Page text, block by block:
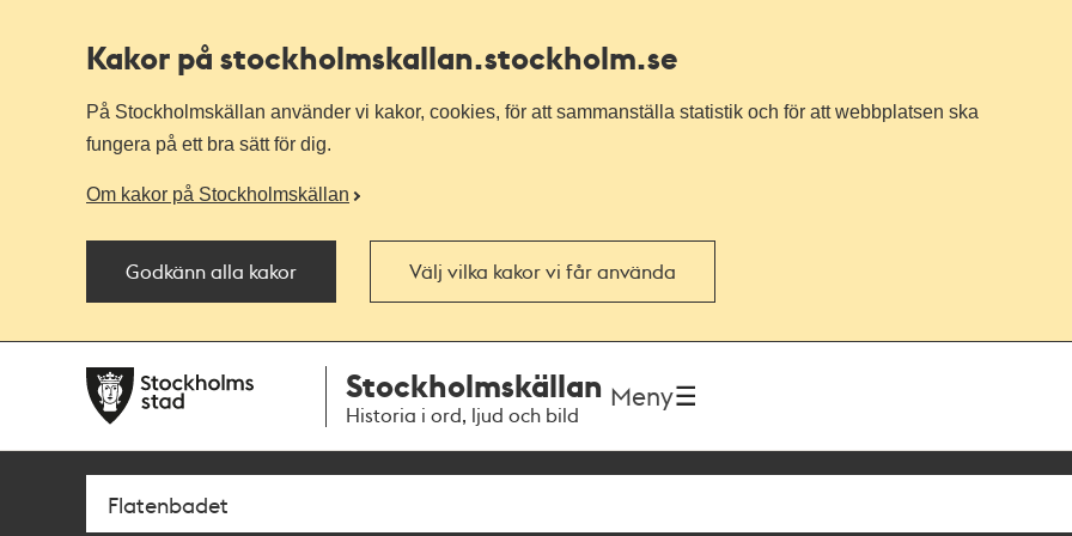
Kakor på stockholmskallan.stockholm.se
På Stockholmskällan använder vi kakor, cookies, för att sammanställa statistik och för att webbplatsen ska
fungera på ett bra sätt för dig.
Om kakor på Stockholmskällan
Godkänn alla kakor Välj vilka kakor vi får använda
navigationen
huvudinnehållet
Stockholmskällan
Historia i ord, ljud och bild
Meny
Sök